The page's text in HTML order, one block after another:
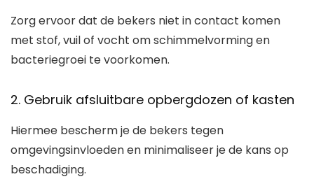
Zorg ervoor dat de bekers niet in contact komen
met stof, vuil of vocht om schimmelvorming en
bacteriegroei te voorkomen.
2. Gebruik afsluitbare opbergdozen of kasten
Hiermee bescherm je de bekers tegen
omgevingsinvloeden en minimaliseer je de kans op
beschadiging.